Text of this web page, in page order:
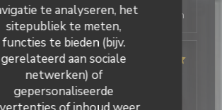
te analyseren, het
sitepubliek te meten,
functies te bieden (bijv.
gerelateerd aan sociale
netwerken) of
gepersonaliseerde
! Au plaisir de vous revoir, la direction
- 13:00 - Gasten 2
Atmosfeer:5/5 Keuken:5/5